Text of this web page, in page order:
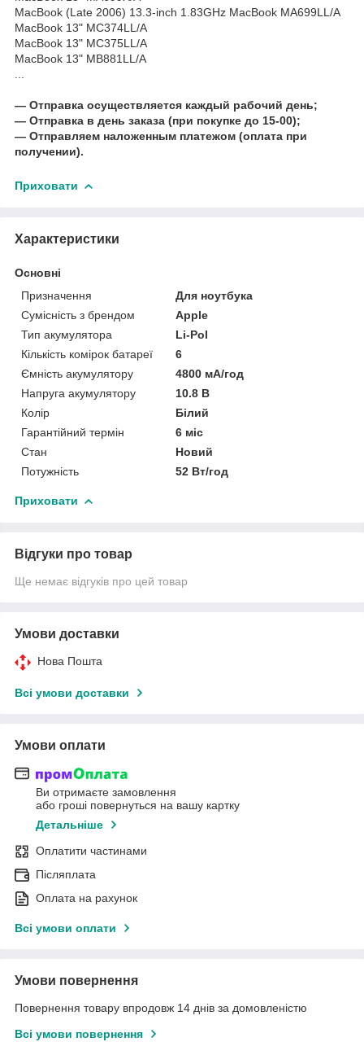
MacBook (Late 2006) 13.3-inch 1.83GHz MacBook MA699LL/A
MacBook 13" MC374LL/A
MacBook 13" MC375LL/A
MacBook 13" MB881LL/A
― Отправка осуществляется каждый рабочий день;
― Отправка в день заказа (при покупке до 15-00);
― Отправляем наложенным платежом (оплата при
получении).
Приховати
Характеристики
Основні
Призначення
Для ноутбука
Сумісність з брендом
Apple
Тип акумулятора
Li-Pol
Кількість комірок батареї
6
Ємність акумулятору
4800 мА/год
Напруга акумулятору
10.8 В
Колір
Білий
Гарантійний термін
6 міс
Стан
Новий
Потужність
52 Вт/год
Приховати
Відгуки про товар
Ще немає відгуків про цей товар
Умови доставки
Нова Пошта
Всі умови доставки
Умови оплати
Ви отримаєте замовлення
або гроші повернуться на вашу картку
Детальніше
Оплатити частинами
Післяплата
Оплата на рахунок
Всі умови оплати
Умови повернення
Повернення товару впродовж 14 днів за домовленістю
Всі умови повернення